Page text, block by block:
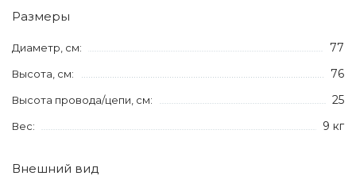
Размеры
Диаметр, см: 77
Высота, см: 76
Высота провода/цепи, см: 25
Вес: 9 кг
Внешний вид